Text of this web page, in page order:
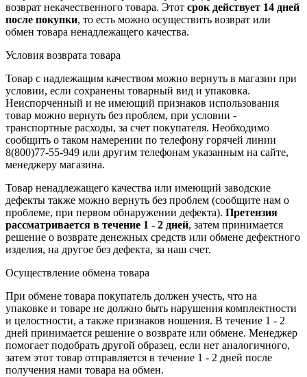
возврат некачественного товара. Этот срок действует 14 дней
после покупки, то есть можно осуществить возврат или
обмен товара ненадлежащего качества.
Условия возврата товара
Товар с надлежащим качеством можно вернуть в магазин при
условии, если сохранены товарный вид и упаковка.
Неиспорченный и не имеющий признаков использования
товар можно вернуть без проблем, при условии -
транспортные расходы, за счет покупателя. Необходимо
сообщить о таком намерении по телефону горячей линии
8(800)77-55-949 или другим телефонам указанным на сайте,
менеджеру магазина.
Товар ненадлежащего качества или имеющий заводские
дефекты также можно вернуть без проблем (сообщите нам о
проблеме, при первом обнаружении дефекта). Претензия
рассматривается в течение 1 - 2 дней, затем принимается
решение о возврате денежных средств или обмене дефектного
изделия, на другое без дефекта, за наш счет.
Осуществление обмена товара
При обмене товара покупатель должен учесть, что на
упаковке и товаре не должно быть нарушения комплектности
и целостности, а также признаков ношения. В течение 1 - 2
дней принимается решение о возврате или обмене. Менеджер
помогает подобрать другой образец, если нет аналогичного,
затем этот товар отправляется в течение 1 - 2 дней после
получения нами товара на обмен.